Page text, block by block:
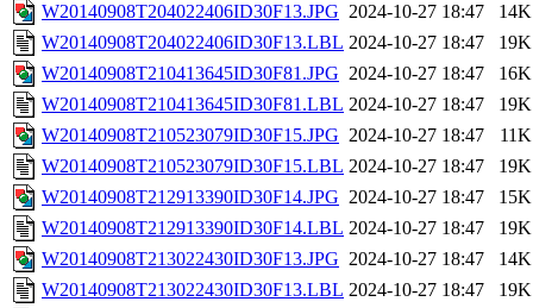
W20140908T204022406ID30F13.JPG 2024-10-27 18:47
14K
W20140908T204022406ID30F13.LBL 2024-10-27 18:47
19K
W20140908T210413645ID30F81.JPG 2024-10-27 18:47
16K
W20140908T210413645ID30F81.LBL 2024-10-27 18:47
19K
W20140908T210523079ID30F15.JPG 2024-10-27 18:47
11K
W20140908T210523079ID30F15.LBL 2024-10-27 18:47
19K
W20140908T212913390ID30F14.JPG 2024-10-27 18:47
15K
W20140908T212913390ID30F14.LBL 2024-10-27 18:47
19K
W20140908T213022430ID30F13.JPG 2024-10-27 18:47
14K
W20140908T213022430ID30F13.LBL 2024-10-27 18:47
19K